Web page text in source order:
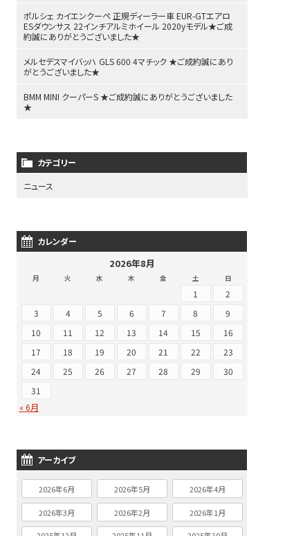
ポルシェ カイエンクーペ 正規ディーラー車 EUR-GTエアロ
ESダウンサス 22インチアルミホイール 2020yモデル★ご成
約誠にありがとうございました★
メルセデスマイバッハ GLS 600 4マチック ★ご成約誠にあり
がとうございました★
BMM MINI クーパーS ★ご成約誠にありがとうございました
★
カテゴリー
ニュース
カレンダー
2026年8月
月 火 水 木 金 土 日
1
2
3
4 5 6 7 8
9
10
11 12 13 14 15
16
17
18 19 20 21 22
23
24
25 26 27 28 29
30
31
« 6月
アーカイブ
2026年6月 2026年5月 2026年4月
2026年3月 2026年2月 2026年1月